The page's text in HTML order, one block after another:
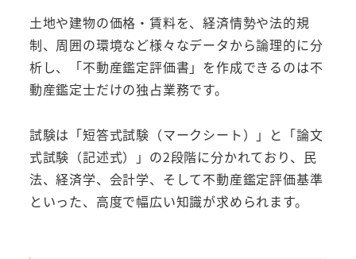
土地や建物の価格・賃料を、経済情勢や法的規
制、周囲の環境など様々なデータから論理的に分
析し、「不動産鑑定評価書」を作成できるのは不
動産鑑定士だけの独占業務です。
試験は「短答式試験（マークシート）」と「論文
式試験（記述式）」の2段階に分かれており、民
法、経済学、会計学、そして不動産鑑定評価基準
といった、高度で幅広い知識が求められます。